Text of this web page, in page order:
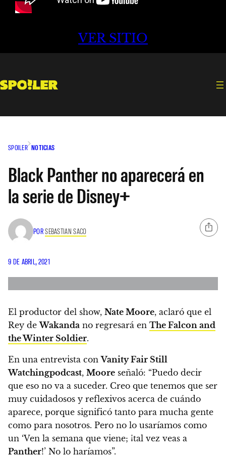
VER SITIO
SPOILER NOTICIAS
Black Panther no aparecerá en
la serie de Disney+
PORSEBASTIAN SACO
9 DE ABRIL, 2021
El productor del show, Nate Moore, aclaró que el
Rey deWakanda no regresará en The Falcon and
the Winter Soldier.
En una entrevista conVanity Fair Still
Watchingpodcast, Moore señaló: “Puedo decir
que eso no va a suceder. Creo que tenemos que ser
muy cuidadosos y reflexivos acerca de cuándo
aparece, porque significó tanto para mucha gente
como para nosotros. Pero no lo usaríamos como
un ‘Ven la semana que viene; ¡tal vez veas a
Panther!’ No lo haríamos”.